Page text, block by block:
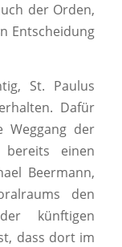
der Orden,
Entscheidung
St. Paulus
Dafür
Weggang der
bereits einen
Beermann,
den
künftigen
dass dort im